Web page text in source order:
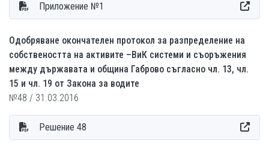
Приложение №1
Одобряване окончателен протокол за разпределение на
собствеността на активите –ВиК системи и съоръжения
между държавата и община Габрово съгласно чл. 13, чл.
15 и чл. 19 от Закона за водите
№48 / 31.03.2016
Решение 48